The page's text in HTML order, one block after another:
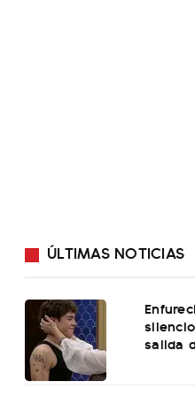
ÚLTIMAS NOTICIAS
salida